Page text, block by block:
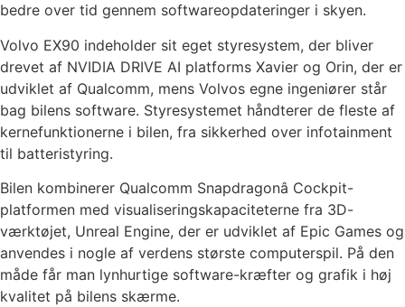
bedre over tid gennem softwareopdateringer i skyen.
Volvo EX90 indeholder sit eget styresystem, der bliver
drevet af NVIDIA DRIVE AI platforms Xavier og Orin, der er
udviklet af Qualcomm, mens Volvos egne ingeniører står
bag bilens software. Styresystemet håndterer de fleste af
kernefunktionerne i bilen, fra sikkerhed over infotainment
til batteristyring.
Bilen kombinerer Qualcomm Snapdragonâ Cockpit-
platformen med visualiseringskapaciteterne fra 3D-
værktøjet, Unreal Engine, der er udviklet af Epic Games og
anvendes i nogle af verdens største computerspil. På den
måde får man lynhurtige software-kræfter og grafik i høj
kvalitet på bilens skærme.